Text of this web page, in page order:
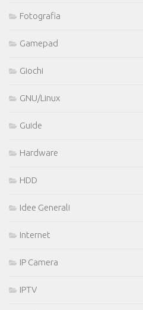
Fotografia
Gamepad
Giochi
GNU/Linux
Guide
Hardware
HDD
Idee Generali
Internet
IP Camera
IPTV